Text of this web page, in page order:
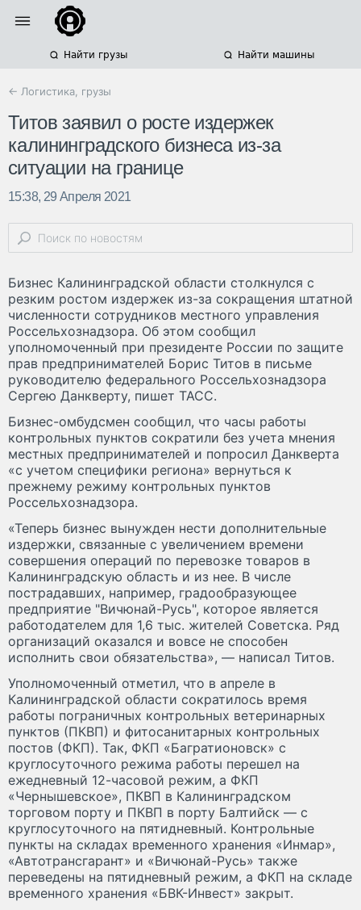
Найти грузы Найти машины
← Логистика, грузы
Титов заявил о росте издержек
калининградского бизнеса из-за
ситуации на границе
15:38, 29 Апреля 2021
Бизнес Калининградской области столкнулся с
резким ростом издержек из-за сокращения штатной
численности сотрудников местного управления
Россельхознадзора. Об этом сообщил
уполномоченный при президенте России по защите
прав предпринимателей Борис Титов в письме
руководителю федерального Россельхознадзора
Сергею Данкверту, пишет ТАСС.
Бизнес-омбудсмен сообщил, что часы работы
контрольных пунктов сократили без учета мнения
местных предпринимателей и попросил Данкверта
«с учетом специфики региона» вернуться к
прежнему режиму контрольных пунктов
Россельхознадзора.
«Теперь бизнес вынужден нести дополнительные
издержки, связанные с увеличением времени
совершения операций по перевозке товаров в
Калининградскую область и из нее. В числе
пострадавших, например, градообразующее
предприятие "Вичюнай-Русь", которое является
работодателем для 1,6 тыс. жителей Советска. Ряд
организаций оказался и вовсе не способен
исполнить свои обязательства», — написал Титов.
Уполномоченный отметил, что в апреле в
Калининградской области сократилось время
работы пограничных контрольных ветеринарных
пунктов (ПКВП) и фитосанитарных контрольных
постов (ФКП). Так, ФКП «Багратионовск» с
круглосуточного режима работы перешел на
ежедневный 12-часовой режим, а ФКП
«Чернышевское», ПКВП в Калининградском
торговом порту и ПКВП в порту Балтийск — с
круглосуточного на пятидневный. Контрольные
пункты на складах временного хранения «Инмар»,
«Автотрансгарант» и «Вичюнай-Русь» также
переведены на пятидневный режим, а ФКП на складе
временного хранения «БВК-Инвест» закрыт.